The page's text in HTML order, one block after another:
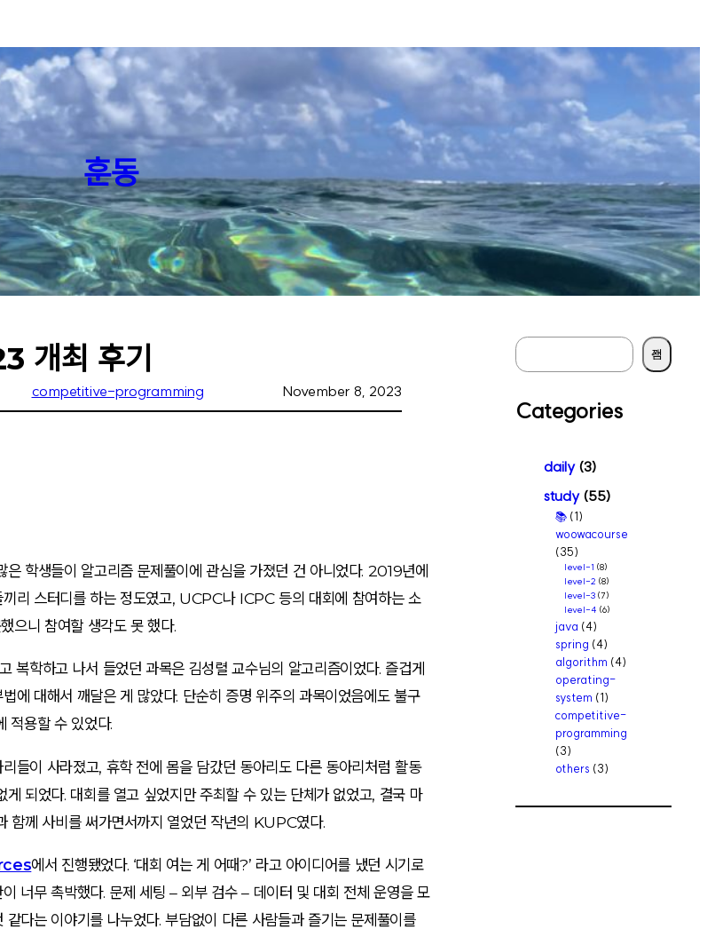
훈동
개최 후기
competitive-programming November 8, 2023
은 학생들이 알고리즘 문제풀이에 관심을 가졌던 건 아니었다. 2019년에
끼리 스터디를 하는 정도였고, UCPC나 ICPC 등의 대회에 참여하는 소
으니 참여할 생각도 못 했다.
복학하고 나서 들었던 과목은 김성렬 교수님의 알고리즘이었다. 즐겁게
에 대해서 깨달은 게 많았다. 단순히 증명 위주의 과목이었음에도 불구
적용할 수 있었다.
들이 사라졌고, 휴학 전에 몸을 담갔던 동아리도 다른 동아리처럼 활동
게 되었다. 대회를 열고 싶었지만 주최할 수 있는 단체가 없었고, 결국 마
함께 사비를 써가면서까지 열었던 작년의 KUPC였다.
에서 진행됐었다. ‘대회 여는 게 어때?’ 라고 아이디어를 냈던 시기로
너무 촉박했다. 문제 세팅 – 외부 검수 – 데이터 및 대회 전체 운영을 모
같다는 이야기를 나누었다. 부담없이 다른 사람들과 즐기는 문제풀이를
S
e
a
r
검색
Categories
daily(3)
study(55)
📚(1)
woowacourse
(35)
level-1 (8)
level-2 (8)
level-3 (7)
level-4 (6)
java (4)
spring (4)
algorithm (4)
operating-
system (1)
competitive-
programming
(3)
others (3)